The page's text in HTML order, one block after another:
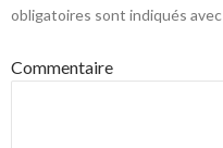
obligatoires sont indiqués avec
Commentaire